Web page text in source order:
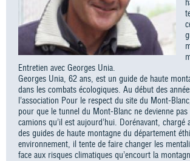
Entretien avec Georges Unia.
Georges Unia, 62 ans, est un guide de haute
dans les combats écologiques. Au début des
l’association Pour le respect du site du Mont-
pour que le tunnel du Mont-Blanc ne devienne pas
camions qu’il est aujourd’hui. Dorénavant, chargé
des guides de haute montagne du département
environnement, il tente de faire changer les
face aux risques climatiques qu’encourt la